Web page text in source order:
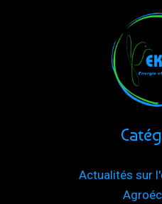
Actualités sur